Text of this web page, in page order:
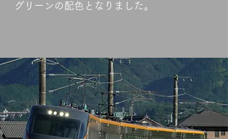
グリーンの配色となりました。